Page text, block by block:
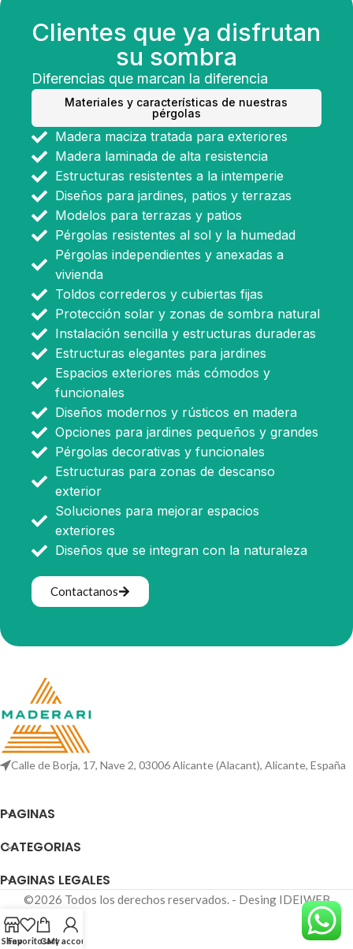
Clientes que ya disfrutan
su sombra
Diferencias que marcan la diferencia
Materiales y características de nuestras
pérgolas
Madera maciza tratada para exteriores
Madera laminada de alta resistencia
Estructuras resistentes a la intemperie
Diseños para jardines, patios y terrazas
Modelos para terrazas y patios
Pérgolas resistentes al sol y la humedad
Pérgolas independientes y anexadas a
vivienda
Toldos correderos y cubiertas fijas
Protección solar y zonas de sombra natural
Instalación sencilla y estructuras duraderas
Estructuras elegantes para jardines
Espacios exteriores más cómodos y
funcionales
Diseños modernos y rústicos en madera
Opciones para jardines pequeños y grandes
Pérgolas decorativas y funcionales
Estructuras para zonas de descanso
exterior
Soluciones para mejorar espacios
exteriores
Diseños que se integran con la naturaleza
Contactanos
Calle de Borja, 17, Nave 2, 03006 Alicante (Alacant), Alicante, España
PAGINAS
CATEGORIAS
PAGINAS LEGALES
©2026 Todos los derechos reservados. - Desing IDEIWEB
Shop
FavoritosCart
My account